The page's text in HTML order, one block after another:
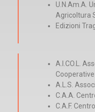
U.N.Am.A.
Agricoltura
Edizioni
A.I.CO.L.
A.L.S.
C.A.A.
C.A.F.